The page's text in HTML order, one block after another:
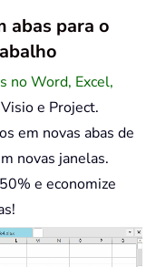
abas para o
no Word, Excel,
e Project.
em novas abas de
novas janelas.
e economize